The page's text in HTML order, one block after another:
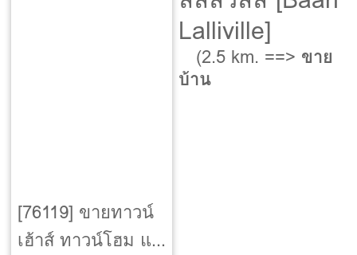
[76119] ขายทาวน์
เฮ้าส์ ทาวน์โฮม แก
Lalliville]
(2.5 km. ==> ขาย
บ้าน